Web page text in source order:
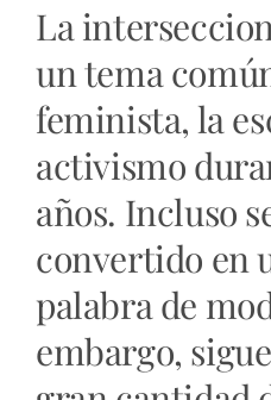
La
un tema
feminista, la
activismo
años. Incluso
convertido en
palabra de
embargo,